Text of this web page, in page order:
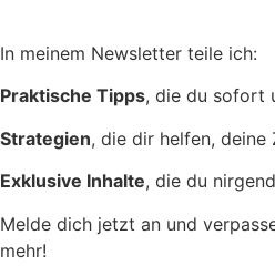
In meinem Newsletter teile ich:
Praktische Tipps, die du sofort
Strategien, die dir helfen, deine
Exklusive Inhalte, die du
Melde dich jetzt an und
mehr!